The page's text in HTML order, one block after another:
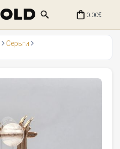
0.00€
Серьги